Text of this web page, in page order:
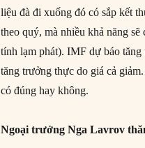
liệu đà đi xuống đó có sắp kết
theo quý, mà nhiều khả năng
tính lạm phát). IMF dự báo tăng
tăng trưởng thực do giá cả
có đúng hay không.
Ngoại trưởng Nga Lavrov